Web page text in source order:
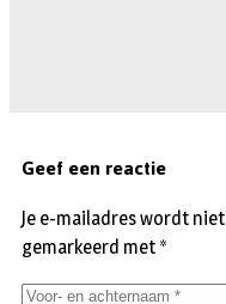
Geef een reactie
Je e-mailadres wordt
gemarkeerd met *